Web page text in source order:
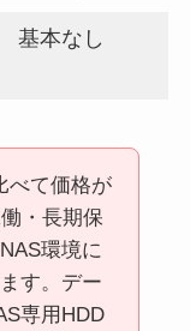
基本なし
べて価格が
・長期保
環境に
す。デー
専用HDD